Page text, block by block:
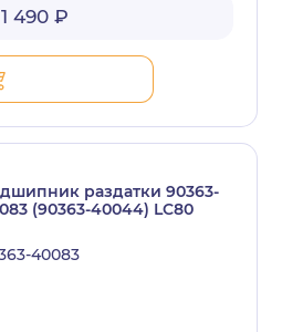
1 490 ₽
раздатки 90363-
(90363-40044) LC80
40083